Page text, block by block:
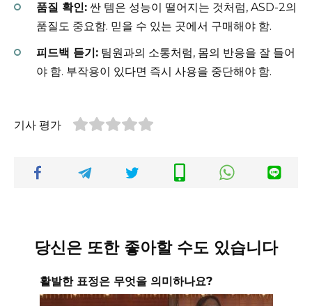
품질 확인: 싼 템은 성능이 떨어지는 것처럼, ASD-2의
품질도 중요함. 믿을 수 있는 곳에서 구매해야 함.
피드백 듣기: 팀원과의 소통처럼, 몸의 반응을 잘 들어
야 함. 부작용이 있다면 즉시 사용을 중단해야 함.
기사 평가
당신은 또한 좋아할 수도 있습니다
활발한 표정은 무엇을 의미하나요?